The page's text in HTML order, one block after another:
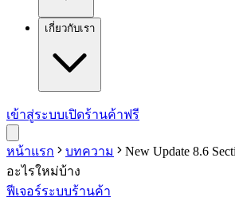
เกี่ยวกับเรา
เข้าสู่ระบบเปิดร้านค้าฟรี
หน้าแรก บทความ
New Update 8.6
อะไรใหม่บ้าง
ฟีเจอร์ระบบร้านค้า